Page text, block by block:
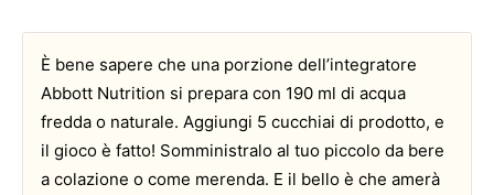
È bene sapere che una porzione dell’integratore
Abbott Nutrition si prepara con 190 ml di acqua
fredda o naturale. Aggiungi 5 cucchiai di prodotto, e
il gioco è fatto! Somministralo al tuo piccolo da bere
a colazione o come merenda. E il bello è che amerà